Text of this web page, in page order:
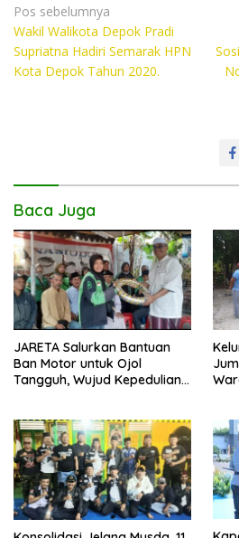
e
b
o
itt
er
at
s
A
p
y
Li
Navigasi
pos
Pos sebelumnya
Wakil Walikota Depok Pradi
Supriatna Hadiri Semarak HPN
Kota Depok Tahun 2020.
Baca Juga
JARETA Salurkan Bantuan
Ban Motor untuk Ojol
Tangguh, Wujud Kepedulian